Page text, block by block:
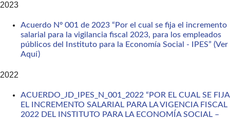
2023
Acuerdo Nº 001 de 2023 “Por el cual se fija el incremento
salarial para la vigilancia fiscal 2023, para los empleados
públicos del Instituto para la Economía Social - IPES” (Ver
Aquí)
2022
ACUERDO_JD_IPES_N_001_2022 “POR EL CUAL SE FIJA
EL INCREMENTO SALARIAL PARA LA VIGENCIA FISCAL
2022 DEL INSTITUTO PARA LA ECONOMÍA SOCIAL –